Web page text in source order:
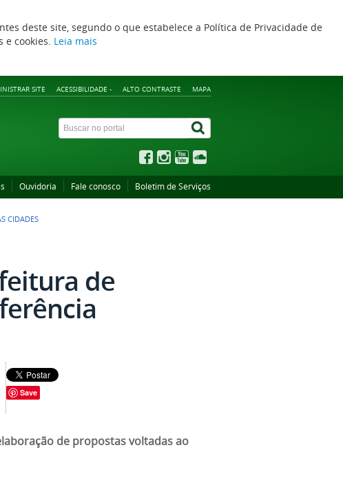
deste site, segundo o que estabelece a Política de Privacidade de
e cookies. Leia mais
SITE ACESSIBILIDADE - ALTO CONTRASTE MAPA
Ouvidoria Fale conosco Boletim de Serviços
CIDADES
de
Save
de propostas voltadas ao